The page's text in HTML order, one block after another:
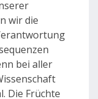
wir die
bei aller
Die Früchte